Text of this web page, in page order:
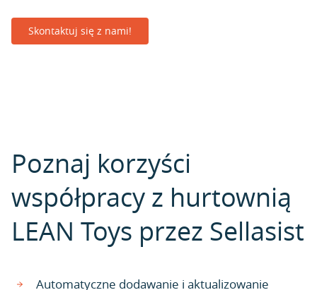
Skontaktuj się z nami!
Poznaj korzyści
współpracy z hurtownią
LEAN Toys przez Sellasist
Automatyczne dodawanie i aktualizowanie